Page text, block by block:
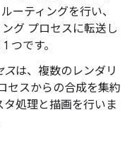
ーティングを行い、
グ プロセスに転送し
つです。
スは、複数のレンダリ
セスからの合成を集約
タ処理と描画を行いま